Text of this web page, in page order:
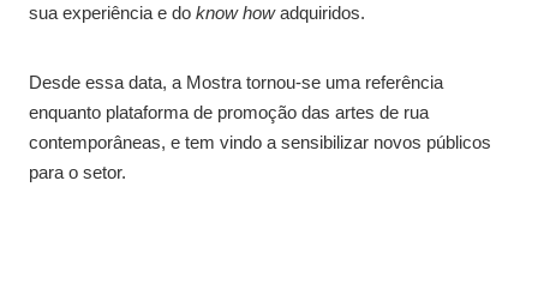
sua experiência e do know howadquiridos.
Desde essa data, a Mostra tornou-se uma referência
enquanto plataforma de promoção das artes de rua
contemporâneas, e tem vindo a sensibilizar novos públicos
para o setor.